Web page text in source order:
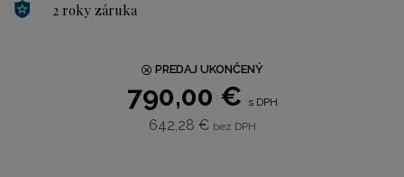
2 roky záruka
PREDAJ UKONČENÝ
790,00 € s DPH
642,28 € bez DPH